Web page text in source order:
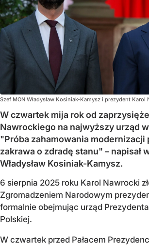
Szef MON Władysław Kosiniak-Kamysz i prezydent Karol
W czwartek mija rok od
Nawrockiego na najwyższy urząd
"Próba zahamowania modernizacji
zakrawa o zdradę stanu" – napisał
Władysław Kosiniak-Kamysz.
6 sierpnia 2025 roku Karol Nawrocki
Zgromadzeniem Narodowym
formalnie obejmując urząd
Polskiej.
W czwartek przed Pałacem